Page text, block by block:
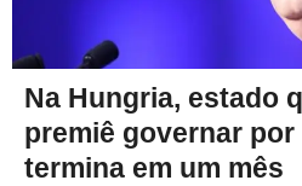
Na Hungria, estado
premiê governar
termina em um mês